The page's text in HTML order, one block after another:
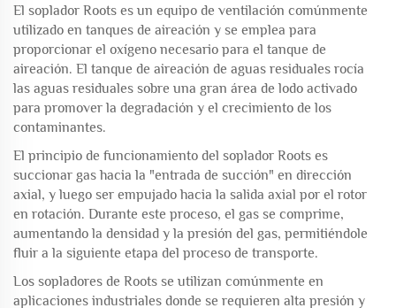
El soplador Roots es un equipo de ventilación comúnmente
utilizado en tanques de aireación y se emplea para
proporcionar el oxígeno necesario para el tanque de
aireación. El tanque de aireación de aguas residuales rocía
las aguas residuales sobre una gran área de lodo activado
para promover la degradación y el crecimiento de los
contaminantes.
El principio de funcionamiento del soplador Roots es
succionar gas hacia la "entrada de succión" en dirección
axial, y luego ser empujado hacia la salida axial por el rotor
en rotación. Durante este proceso, el gas se comprime,
aumentando la densidad y la presión del gas, permitiéndole
fluir a la siguiente etapa del proceso de transporte.
Los sopladores de Roots se utilizan comúnmente en
aplicaciones industriales donde se requieren alta presión y